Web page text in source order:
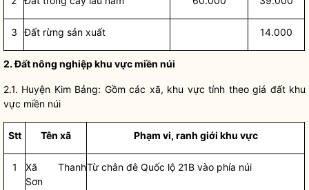
3 Đất rừng sản xuất 14.000
2.Đất nông nghiệp khu vực miền núi
2.1. Huyện Kim Bảng: Gồm các xã, khu vực tính theogiá đấtkhu
vực miền núi
Stt Tên xã Phạm vi, ranh giới khu vực
1
Xã Thanh
Sơn
Từ chân đê Quốc lộ 21B vào phía núi